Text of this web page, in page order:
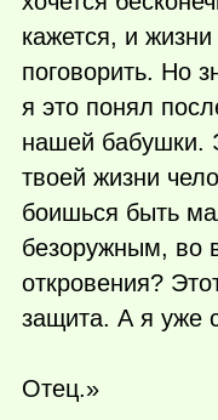
кажется, и
поговорить. Но
я это понял
нашей бабушки.
твоей жизни
боишься быть
безоружным, во
откровения?
защита. А я уже
Отец.»